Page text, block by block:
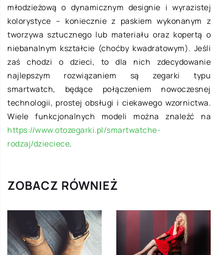
młodzieżową o dynamicznym designie i wyrazistej
kolorystyce – koniecznie z paskiem wykonanym z
tworzywa sztucznego lub materiału oraz kopertą o
niebanalnym kształcie (choćby kwadratowym). Jeśli
zaś chodzi o dzieci, to dla nich zdecydowanie
najlepszym rozwiązaniem są zegarki typu
smartwatch, będące połączeniem nowoczesnej
technologii, prostej obsługi i ciekawego wzornictwa.
Wiele funkcjonalnych modeli można znaleźć na
https://www.otozegarki.pl/smartwatche-
rodzaj/dzieciece.
ZOBACZ RÓWNIEŻ